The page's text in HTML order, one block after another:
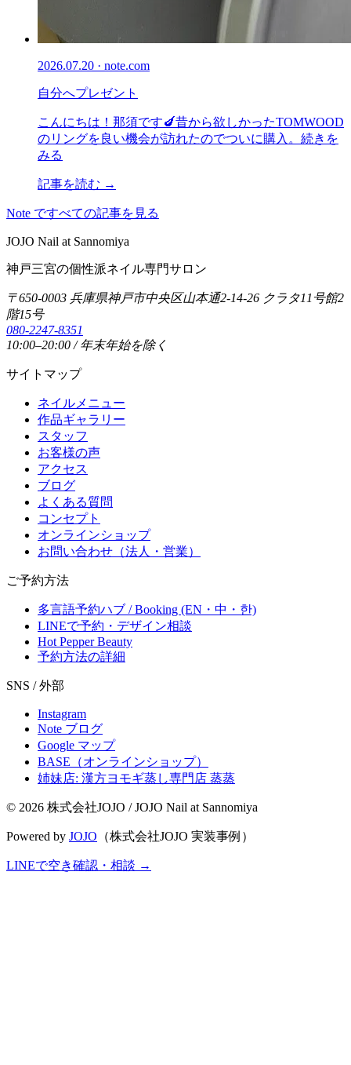
2026.07.20 · note.com
自分へプレゼント
こんにちは！那須です🍆昔から欲しかったTOMWOOD
のリングを良い機会が訪れたのでついに購入。続きを
みる
記事を読む →
Note ですべての記事を見る
JOJO Nail at Sannomiya
神戸三宮の個性派ネイル専門サロン
〒650-0003 兵庫県神戸市中央区山本通2-14-26 クラタ11号館2
階15号
080-2247-8351
10:00–20:00 / 年末年始を除く
サイトマップ
ネイルメニュー
作品ギャラリー
スタッフ
お客様の声
アクセス
ブログ
よくある質問
コンセプト
オンラインショップ
お問い合わせ（法人・営業）
ご予約方法
多言語予約ハブ / Booking (EN・中・한)
LINEで予約・デザイン相談
Hot Pepper Beauty
予約方法の詳細
SNS / 外部
Instagram
Note ブログ
Google マップ
BASE（オンラインショップ）
姉妹店: 漢方ヨモギ蒸し専門店 蒸蒸
© 2026 株式会社JOJO / JOJO Nail at Sannomiya
Powered by JOJO （株式会社JOJO 実装事例）
LINEで空き確認・相談 →